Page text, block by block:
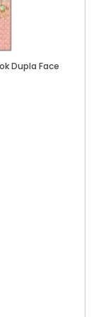
Dupla Face